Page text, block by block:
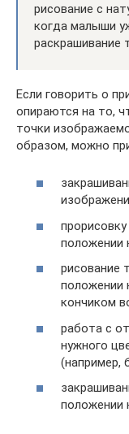
рисование с
когда малыши
раскрашивание
Если говорить о
опираются на то,
точки
образом, можно
положении
рисование
положении
кончиком
работа с
нужного
(например,
положении